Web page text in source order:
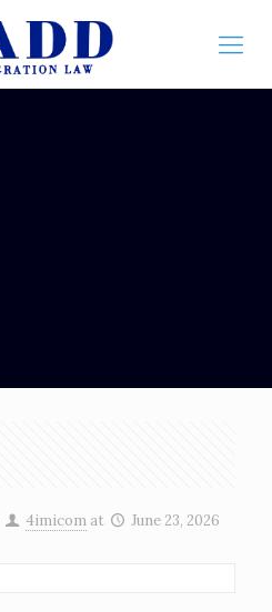
4imicom at June 23, 2026